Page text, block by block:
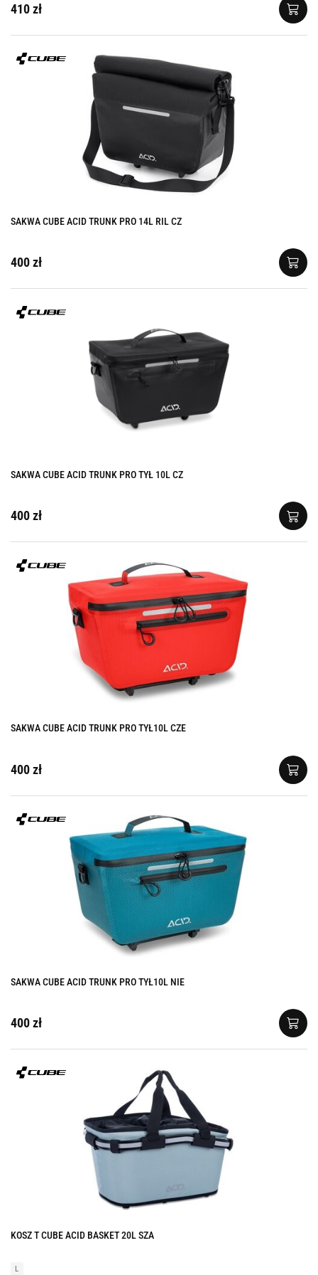
410 zł
SAKWA CUBE ACID TRUNK PRO 14L RIL CZ
400 zł
SAKWA CUBE ACID TRUNK PRO TYŁ 10L CZ
400 zł
SAKWA CUBE ACID TRUNK PRO TYŁ10L CZE
400 zł
SAKWA CUBE ACID TRUNK PRO TYŁ10L NIE
400 zł
KOSZ T CUBE ACID BASKET 20L SZA
L